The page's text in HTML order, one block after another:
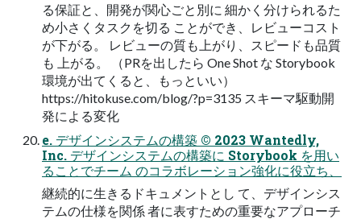
る保証と、開発が関心ごと別に 細かく分けられるた
め小さくタスクを切る ことができ、レビューコスト
が下がる。 レビューの質も上がり、スピードも品質
も 上がる。 （PRを出したら One Shot な Storybook
環境が出てくると、もっといい）
https://hitokuse.com/blog/?p=3135 スキーマ駆動開
発による変化
e. デザインシステムの構築 © 2023 Wantedly,
Inc. デザインシステムの構築に Storybook を用い
ることでチーム のコラボレーション強化に役立ち、
継続的に生きるドキュメントとし て、デザインシス
テムの仕様を関係 者に表すための重要なアプローチ